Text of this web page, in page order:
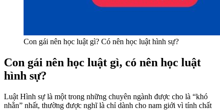
Con gái nên học luật gì? Có nên học luật hình sự?
Con gái nên học luật gì, có nên học luật
hình sự?
Luật Hình sự là một trong những chuyên ngành được cho là “khó
nhằn” nhất, thường được nghĩ là chỉ dành cho nam giới vì tính chất